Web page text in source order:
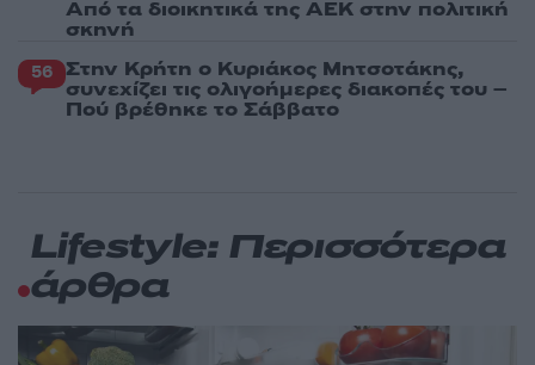
Από τα διοικητικά της ΑΕΚ στην πολιτική
σκηνή
56 Στην Κρήτη ο Κυριάκος Μητσοτάκης,
συνεχίζει τις ολιγοήμερες διακοπές του –
Πού βρέθηκε το Σάββατο
Lifestyle: Περισσότερα
άρθρα